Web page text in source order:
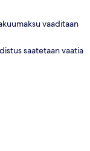
vaaditaan
saatetaan vaatia